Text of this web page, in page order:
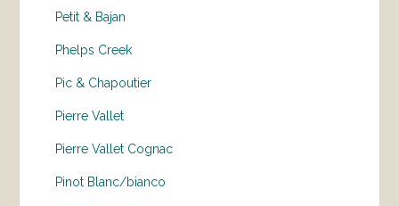
Petit & Bajan
Phelps Creek
Pic & Chapoutier
Pierre Vallet
Pierre Vallet Cognac
Pinot Blanc/bianco